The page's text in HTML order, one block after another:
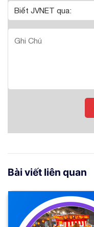
Bài viết liên quan